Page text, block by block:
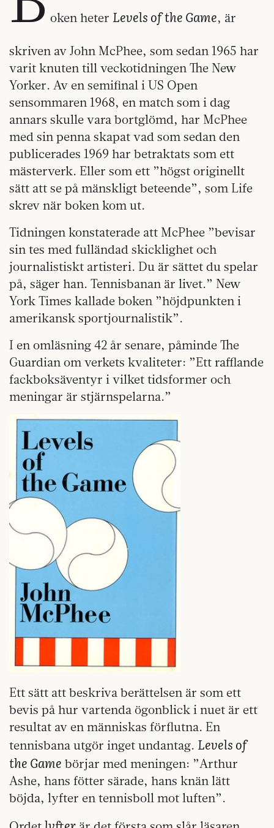
oken heter Levels of the Game, är
skriven av John McPhee, som sedan 1965 har
varit knuten till veckotidningen The New
Yorker. Av en semifinal i US Open
sensommaren 1968, en match som i dag
annars skulle vara bortglömd, har McPhee
med sin penna skapat vad som sedan den
publicerades 1969 har betraktats som ett
mästerverk. Eller som ett ”högst originellt
sätt att se på mänskligt beteende”, som Life
skrev när boken kom ut.
Tidningen konstaterade att McPhee ”bevisar
sin tes med fulländad skicklighet och
journalistiskt artisteri. Du är sättet du spelar
på, säger han. Tennisbanan är livet.” New
York Times kallade boken ”höjdpunkten i
amerikansk sportjournalistik”.
I en omläsning 42 år senare, påminde The
Guardian om verkets kvaliteter: ”Ett rafflande
fackboksäventyr i vilket tidsformer och
meningar är stjärnspelarna.”
Ett sätt att beskriva berättelsen är som ett
bevis på hur vartenda ögonblick i nuet är ett
resultat av en människas förflutna. En
tennisbana utgör inget undantag. Levels of
the Game börjar med meningen: ”Arthur
Ashe, hans fötter särade, hans knän lätt
böjda, lyfter en tennisboll mot luften”.